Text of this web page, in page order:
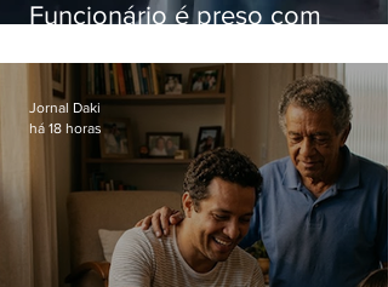
Funcionário é preso com
Hospital do Andaraí
Jornal Daki
há 18 horas